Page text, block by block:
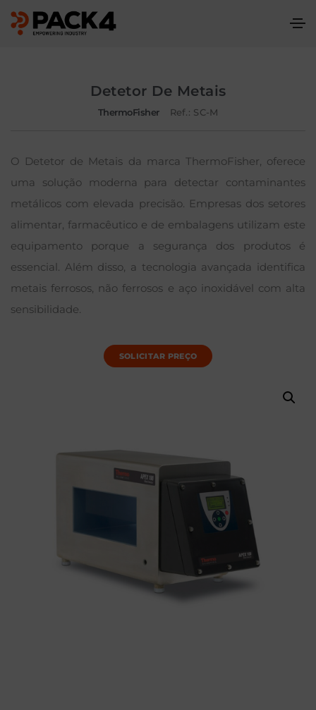
Detetor De Metais
ThermoFisher Ref.: SC-M
O Detetor de Metais da marca ThermoFisher, oferece
uma solução moderna para detectar contaminantes
metálicos com elevada precisão. Empresas dos setores
alimentar, farmacêutico e de embalagens utilizam este
equipamento porque a segurança dos produtos é
essencial. Além disso, a tecnologia avançada identifica
metais ferrosos, não ferrosos e aço inoxidável com alta
sensibilidade.
SOLICITAR PREÇO